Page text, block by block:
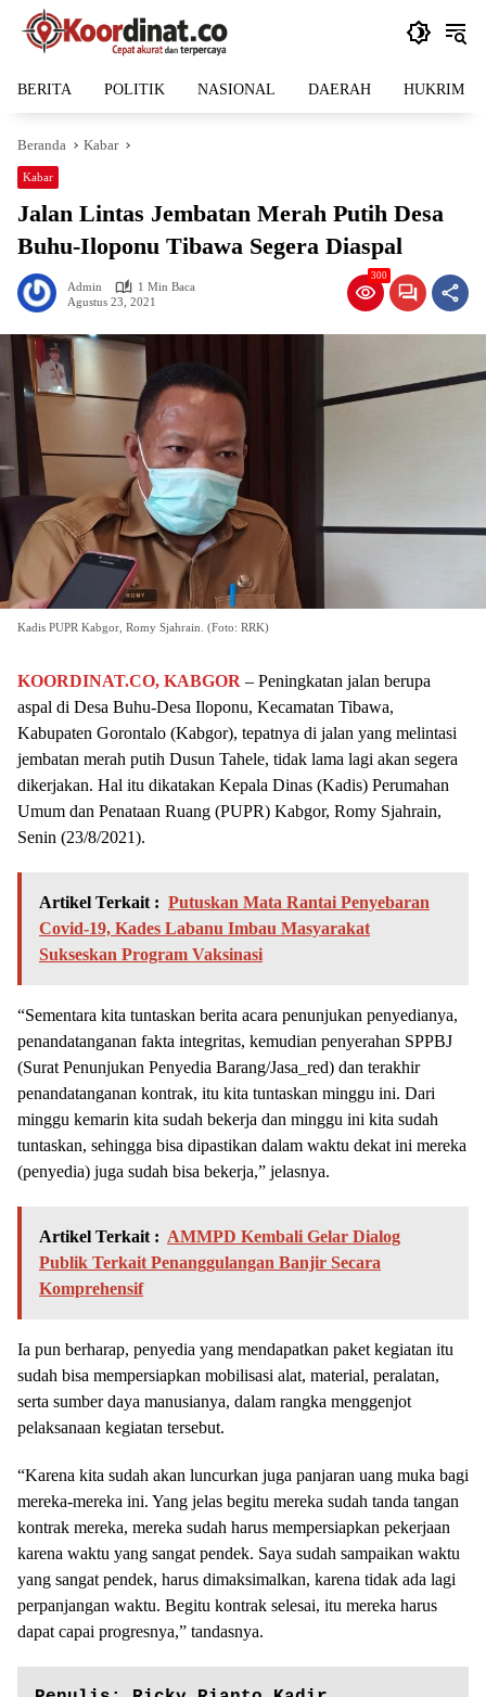
Langsung
BERITA POLITIK NASIONAL DAERAH HUKRIM
Beranda Kabar
Kabar
Jalan Lintas Jembatan Merah Putih Desa
Buhu-Iloponu Tibawa Segera Diaspal
Admin
1 Min Baca
Agustus 23, 2021
300
Kadis PUPR Kabgor, Romy Sjahrain. (Foto: RRK)
KOORDINAT.CO, KABGOR – Peningkatan jalan berupa
aspal di Desa Buhu-Desa Iloponu, Kecamatan Tibawa,
Kabupaten Gorontalo (Kabgor), tepatnya di jalan yang melintasi
jembatan merah putih Dusun Tahele, tidak lama lagi akan segera
dikerjakan. Hal itu dikatakan Kepala Dinas (Kadis) Perumahan
Umum dan Penataan Ruang (PUPR) Kabgor, Romy Sjahrain,
Senin (23/8/2021).
Artikel Terkait : Putuskan Mata Rantai Penyebaran
Covid-19, Kades Labanu Imbau Masyarakat
Sukseskan Program Vaksinasi
“Sementara kita tuntaskan berita acara penunjukan penyedianya,
penandatanganan fakta integritas, kemudian penyerahan SPPBJ
(Surat Penunjukan Penyedia Barang/Jasa_red) dan terakhir
penandatanganan kontrak, itu kita tuntaskan minggu ini. Dari
minggu kemarin kita sudah bekerja dan minggu ini kita sudah
tuntaskan, sehingga bisa dipastikan dalam waktu dekat ini mereka
(penyedia) juga sudah bisa bekerja,” jelasnya.
Artikel Terkait : AMMPD Kembali Gelar Dialog
Publik Terkait Penanggulangan Banjir Secara
Komprehensif
Ia pun berharap, penyedia yang mendapatkan paket kegiatan itu
sudah bisa mempersiapkan mobilisasi alat, material, peralatan,
serta sumber daya manusianya, dalam rangka menggenjot
pelaksanaan kegiatan tersebut.
“Karena kita sudah akan luncurkan juga panjaran uang muka bagi
mereka-mereka ini. Yang jelas begitu mereka sudah tanda tangan
kontrak mereka, mereka sudah harus mempersiapkan pekerjaan
karena waktu yang sangat pendek. Saya sudah sampaikan waktu
yang sangat pendek, harus dimaksimalkan, karena tidak ada lagi
perpanjangan waktu. Begitu kontrak selesai, itu mereka harus
dapat capai progresnya,” tandasnya.